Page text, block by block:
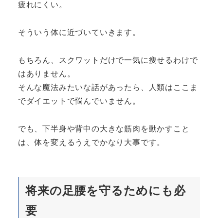
疲れにくい。
そういう体に近づいていきます。
もちろん、スクワットだけで一気に痩せるわけで
はありません。
そんな魔法みたいな話があったら、人類はここま
でダイエットで悩んでいません。
でも、下半身や背中の大きな筋肉を動かすこと
は、体を変えるうえでかなり大事です。
将来の足腰を守るためにも必
要